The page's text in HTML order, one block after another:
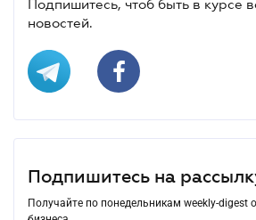
Подпишитесь, чтоб быть в курсе
новостей.
Подпишитесь на
Получайте по понедельникам weekly-digest